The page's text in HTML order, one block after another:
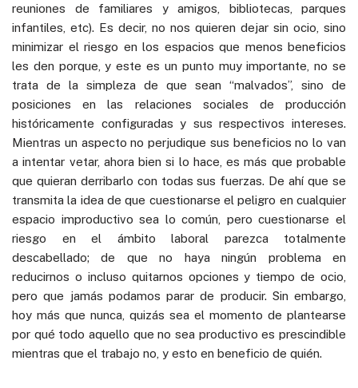
reuniones de familiares y amigos, bibliotecas, parques
infantiles, etc). Es decir, no nos quieren dejar sin ocio, sino
minimizar el riesgo en los espacios que menos beneficios
les den porque, y este es un punto muy importante, no se
trata de la simpleza de que sean “malvados”, sino de
posiciones en las relaciones sociales de producción
históricamente configuradas y sus respectivos intereses.
Mientras un aspecto no perjudique sus beneficios no lo van
a intentar vetar, ahora bien si lo hace, es más que probable
que quieran derribarlo con todas sus fuerzas. De ahí que se
transmita la idea de que cuestionarse el peligro en cualquier
espacio improductivo sea lo común, pero cuestionarse el
riesgo en el ámbito laboral parezca totalmente
descabellado; de que no haya ningún problema en
reducirnos o incluso quitarnos opciones y tiempo de ocio,
pero que jamás podamos parar de producir. Sin embargo,
hoy más que nunca, quizás sea el momento de plantearse
por qué todo aquello que no sea productivo es prescindible
mientras que el trabajo no, y esto en beneficio de quién.